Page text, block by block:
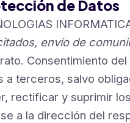
de Datos
envío de
Consentimiento
a terceros, salvo
rectificar y suprimir
a la dirección del